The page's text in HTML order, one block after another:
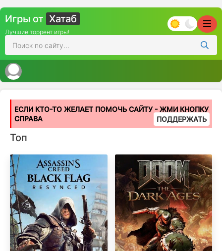
Игры от Хатаб
Лучшие торрент игры!
ЕСЛИ КТО-ТО ЖЕЛАЕТ ПОМОЧЬ САЙТУ - ЖМИ КНОПКУ
СПРАВА
ПОДДЕРЖАТЬ
Топ
Популярные игры